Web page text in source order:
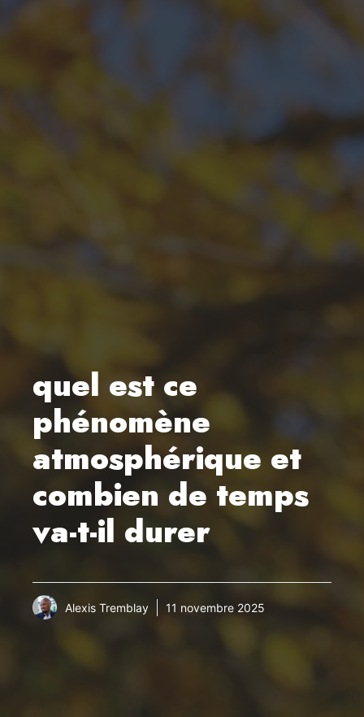
quel est ce
phénomène
atmosphérique et
combien de temps
va-t-il durer
Alexis Tremblay 11 novembre 2025